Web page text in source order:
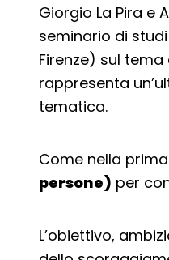
Giorgio La Pira e
seminario di
Firenze) sul tema
rappresenta
tematica.
Come nella
persone) per
L’obiettivo,